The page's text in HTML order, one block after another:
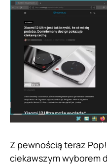
Z pewnością teraz
ciekawszym wyborem